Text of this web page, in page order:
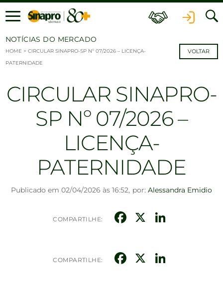
Ir para o conteúdo
NOTÍCIAS DO MERCADO
HOME > CIRCULAR SINAPRO-SP Nº 07/2026 – LICENÇA-
PATERNIDADE
VOLTAR
CIRCULAR SINAPRO-
SP Nº 07/2026 –
LICENÇA-
PATERNIDADE
Publicado em 02/04/2026 às 16:52, por: Alessandra Emidio
COMPARTILHE: Facebook
X
COMPARTILHE: Facebook
X